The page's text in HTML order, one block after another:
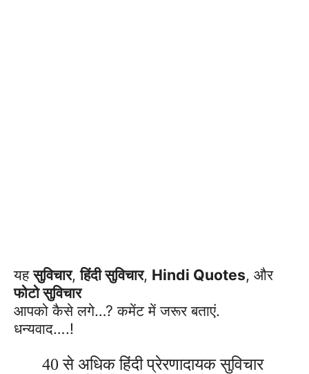
यहसुविचार,हिंदी सुविचार, Hindi Quotes, और
फोटो सुविचार
आपको कैसे लगे…? कमेंट में जरूर बताएं.
धन्यवाद….!
40 से अधिक हिंदी प्रेरणादायक सुविचार